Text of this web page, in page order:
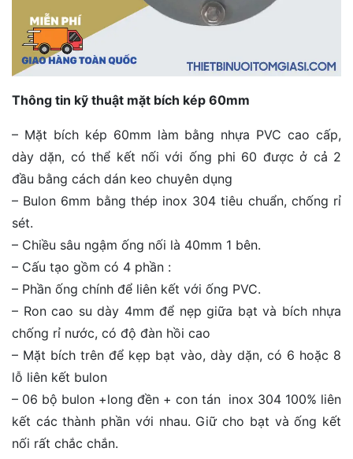
Thông tin kỹ thuật mặt bích kép 60mm
– Mặt bích kép 60mm làm bằng nhựa PVC cao cấp,
dày dặn, có thể kết nối với ống phi 60 được ở cả 2
đầu bằng cách dán keo chuyên dụng
– Bulon 6mm bằng thép inox 304 tiêu chuẩn, chống rỉ
sét.
– Chiều sâu ngậm ống nối là 40mm 1 bên.
– Cấu tạo gồm có 4 phần :
– Phần ống chính để liên kết với ống PVC.
– Ron cao su dày 4mm để nẹp giữa bạt và bích nhựa
chống rỉ nước, có độ đàn hồi cao
– Mặt bích trên để kẹp bạt vào, dày dặn, có 6 hoặc 8
lỗ liên kết bulon
– 06 bộ bulon +long đền + con tán inox 304 100% liên
kết các thành phần với nhau. Giữ cho bạt và ống kết
nối rất chắc chắn.